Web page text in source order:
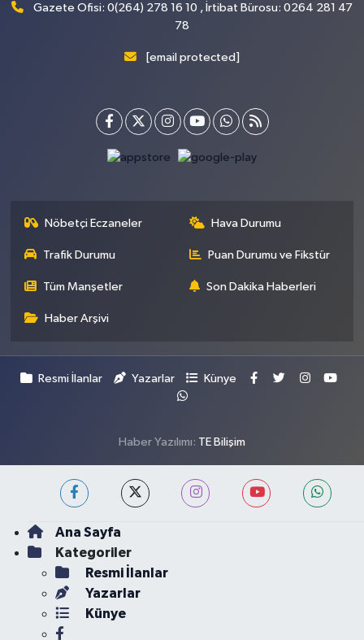
Gazete Ofisi: 0(264) 278 16 10 , İrtibat Bürosu: 0264 281 47
78
[email protected]
Nöbetçi Eczaneler Hava Durumu
Trafik Durumu Puan Durumu ve Fikstür
Tüm Manşetler Son Dakika Haberleri
Haber Arşivi
Resmi İlanlar Yazarlar Künye
Haber Yazılımı: TE Bilişim
Ana Sayfa
Kategoriler
Resmi İlanlar
Yazarlar
Künye